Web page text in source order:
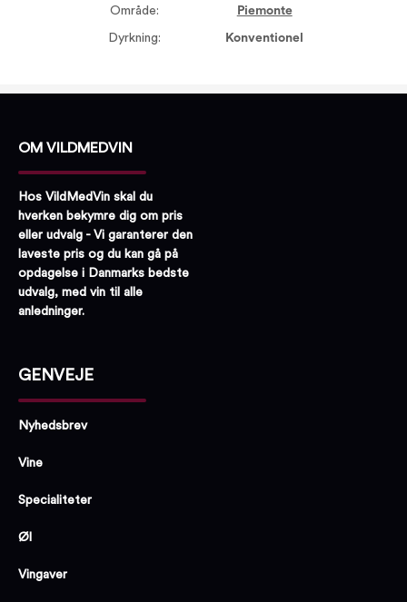
Område: Piemonte
Dyrkning: Konventionel
OM VILDMEDVIN
Hos VildMedVin skal du
hverken bekymre dig om pris
eller udvalg - Vi garanterer den
laveste pris og du kan gå på
opdagelse i Danmarks bedste
udvalg, med vin til alle
anledninger.
GENVEJE
Nyhedsbrev
Vine
Specialiteter
Øl
Vingaver